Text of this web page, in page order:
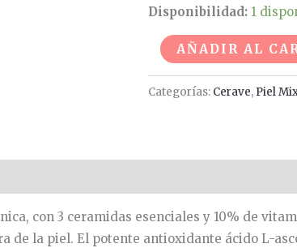
Disponibilidad: 1
AÑADIR AL
Categorías: Cerave, Piel
con 3 ceramidas esenciales y 10% de
de la piel. El potente antioxidante ácido L-